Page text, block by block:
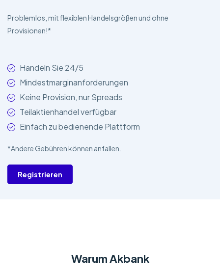
Problemlos, mit flexiblen Handelsgrößen und ohne
Provisionen!*
Handeln Sie 24/5
Mindestmarginanforderungen
Keine Provision, nur Spreads
Teilaktienhandel verfügbar
Einfach zu bedienende Plattform
*Andere Gebühren können anfallen.
Registrieren
Warum Akbank